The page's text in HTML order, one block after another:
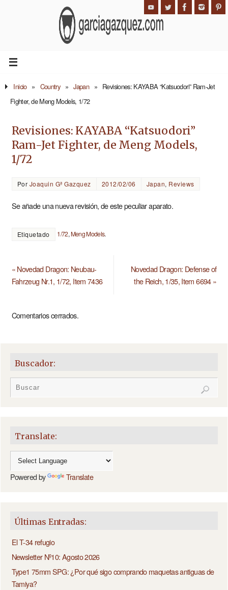
Inicio » Country » Japan » Revisiones: KAYABA “Katsuodori” Ram-Jet
Fighter, de Meng Models, 1/72
Revisiones: KAYABA “Katsuodori”
Ram-Jet Fighter, de Meng Models,
1/72
Por Joaquin Gª Gazquez 2012/02/06 Japan, Reviews
Se añade una nueva revisión, de este peculiar aparato.
Etiquetado 1/72, Meng Models.
«Novedad Dragon: Neubau-
Fahrzeug Nr.1, 1/72, Item 7436
Novedad Dragon: Defense of
the Reich, 1/35, Item 6694»
Comentarios cerrados.
Buscador:
Translate:
Powered by Translate
Últimas Entradas:
El T-34 refugio
Newsletter Nº10: Agosto 2026
Type1 75mm SPG: ¿Por qué sigo comprando maquetas antiguas de
Tamiya?